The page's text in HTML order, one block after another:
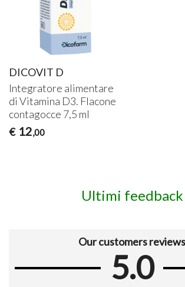
DICOVIT D
Integratore alimentare
di Vitamina D3. Flacone
contagocce 7,5 ml
€ 12,00
Ultimi feedback
Our customers reviews
5.0